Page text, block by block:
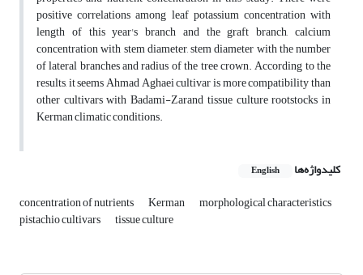
positive correlations among leaf potassium concentration with
length of this year's branch and the graft branch, calcium
concentration with stem diameter, stem diameter with the number
of lateral branches and radius of the tree crown. According to the
results, it seems Ahmad Aghaei cultivar is more compatibility than
other cultivars with Badami-Zarand tissue culture rootstocks in
Kerman climatic conditions.
کلیدواژه‌ها English
concentration of nutrients Kerman morphological characteristics
pistachio cultivars tissue culture